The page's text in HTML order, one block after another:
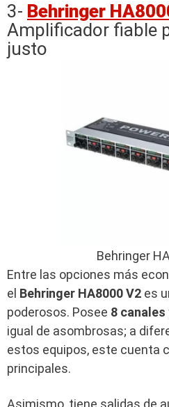
3- Behringer
Amplificador fiable
justo
Behringer
Entre las opciones más
el Behringer HA8000 V2 es
poderosos. Posee 8 canales
igual de asombrosas; a
estos equipos, este cuenta
principales.
Asimismo, tiene salidas de